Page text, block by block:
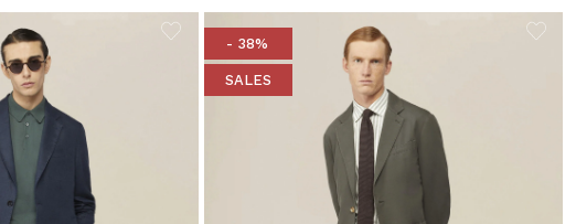
- 38%
SALES